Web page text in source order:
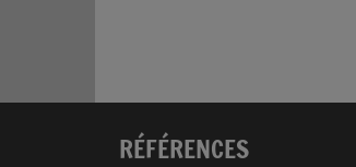
RÉFÉRENCES